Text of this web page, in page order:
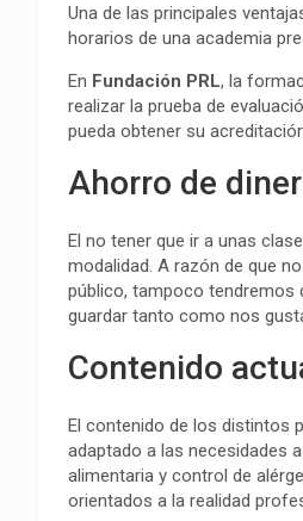
Una de las principales
horarios de una academia
En Fundación PRL, la
realizar la prueba de
pueda obtener su
Ahorro de
El no tener que ir a unas
modalidad. A razón de que
público, tampoco tendremos
guardar tanto como nos
Contenido
El contenido de los distintos
adaptado a las necesidades
alimentaria y control de
orientados a la realidad